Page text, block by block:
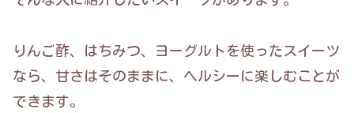
りんご酢、はちみつ、ヨーグルトを使ったスイーツ
なら、甘さはそのままに、ヘルシーに楽しむことが
できます。